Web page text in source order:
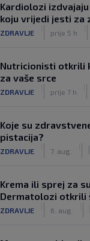
Kardiolozi
koju vrijedi jesti za
ZDRAVLJE prije 5 h
Nutricionisti otkrili
za vaše srce
ZDRAVLJE prije 7 h
Koje su
pistacija?
ZDRAVLJE 7. aug.
Krema ili sprej za
Dermatolozi otkrili
ZDRAVLJE 6. aug.